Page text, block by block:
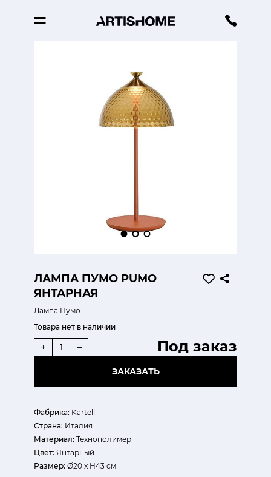
ЛАМПА ПУМО PUMO
ЯНТАРНАЯ
Лампа Пумо
Фабрика: Kartell
Страна: Италия
Материал: Технополимер
Цвет: Янтарный
Размер: Ø20 х H43 см
Товара нет в наличии
Под заказ
+ –
ЗАКАЗАТЬ